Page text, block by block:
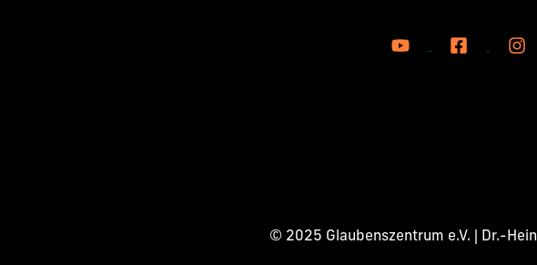
© 2025 Glaubenszentrum e.V. | Dr.-